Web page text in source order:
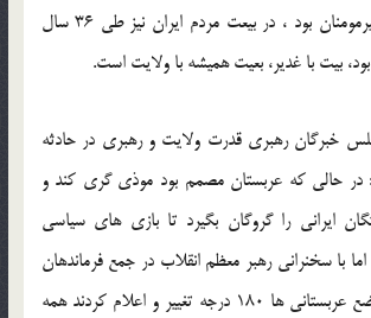
بود، در بیعت غدیر امیرمومنان بود ، در بیعت مردم ایران نیز طی 36 سال
بیت با غدیر، بعیت همیشه با ولایت است.
خبرگان رهبری قدرت ولایت و رهبری در حادثه
در حالی که عربستان مصمم بود موذی گری کند و
ایرانی را گروگان بگیرد تا بازی های سیاسی
با سخنرانی رهبر معظم انقلاب در جمع فرماندهان
نظامی در نوشهر، مواضع عربستانی ها 180 درجه تغییر و اعلام کردند همه